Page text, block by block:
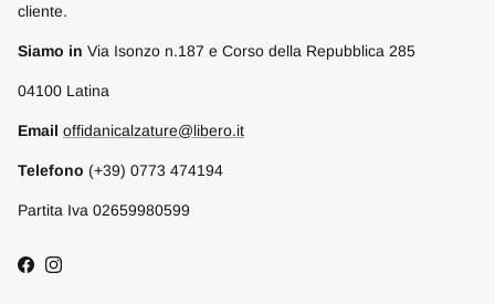
cliente.
Siamo in Via Isonzo n.187 e Corso della Repubblica 285
04100 Latina
Email offidanicalzature@libero.it
Telefono (+39) 0773 474194
Partita Iva 02659980599
Facebook
Instagram